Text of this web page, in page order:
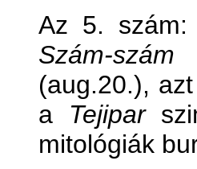
Az 5. szám:
Szám-szám
(aug.20.),
a Tejipar
mitológiák